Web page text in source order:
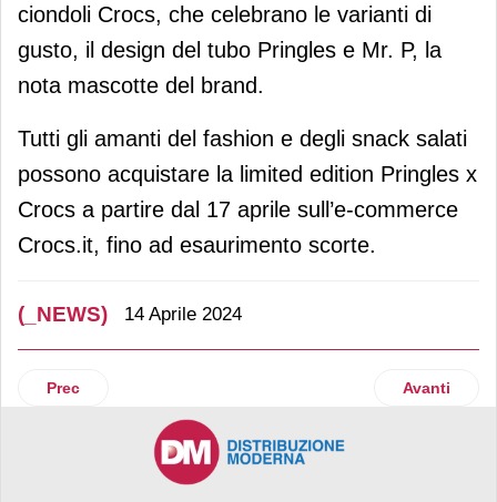
ciondoli Crocs, che celebrano le varianti di
gusto, il design del tubo Pringles e Mr. P, la
nota mascotte del brand.
Tutti gli amanti del fashion e degli snack salati
possono acquistare la limited edition Pringles x
Crocs a partire dal 17 aprile sull’e-commerce
Crocs.it, fino ad esaurimento scorte.
(_NEWS) 14 Aprile 2024
Articolo precedente: Link Mobility protagonista al
Prec Articolo
Avanti